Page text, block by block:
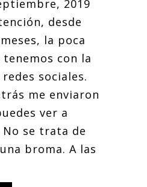
2019
desde
la poca
con la
sociales.
me enviaron
ver a
se trata de
broma. A las